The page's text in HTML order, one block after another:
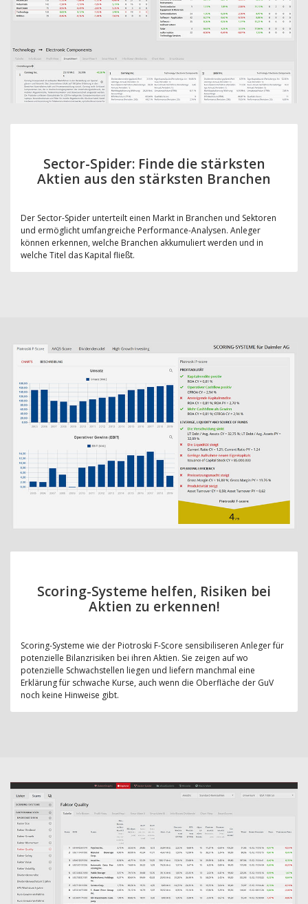
Sector-Spider: Finde die stärksten
Aktien aus den stärksten Branchen
Der Sector-Spider unterteilt einen Markt in Branchen und Sektoren
und ermöglicht umfangreiche Performance-Analysen. Anleger
können erkennen, welche Branchen akkumuliert werden und in
welche Titel das Kapital fließt.
Scoring-Systeme helfen, Risiken bei
Aktien zu erkennen!
Scoring-Systeme wie der Piotroski F-Score sensibiliseren Anleger für
potenzielle Bilanzrisiken bei ihren Aktien. Sie zeigen auf wo
potenzielle Schwachstellen liegen und liefern manchmal eine
Erklärung für schwache Kurse, auch wenn die Oberfläche der GuV
noch keine Hinweise gibt.